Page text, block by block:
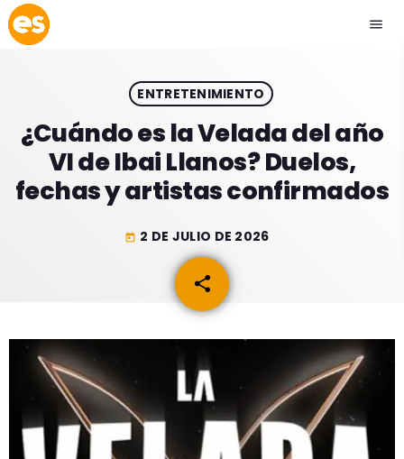
menu
play_arrow EMISIÓN LA PAZ
EMISIÓN COCHABAMBA
ACTUALIDAD
ESPECTÁCULOS
GEEKERS
MÚSICA
PROGRAMACIÓN
INICIO
RADIO SPLENDID
ENTRETENIMIENTO
¿Cuándo es la Velada del año
VI de Ibai Llanos? Duelos,
fechas y artistas confirmados
today 2 DE JULIO DE 2026
share
email